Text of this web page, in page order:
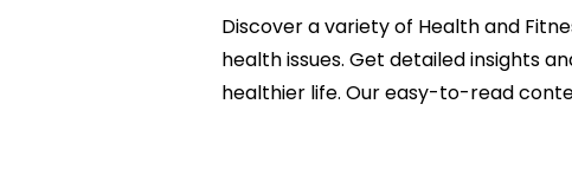
Discover a variety of Health and
health issues. Get detailed insights
healthier life. Our easy-to-read